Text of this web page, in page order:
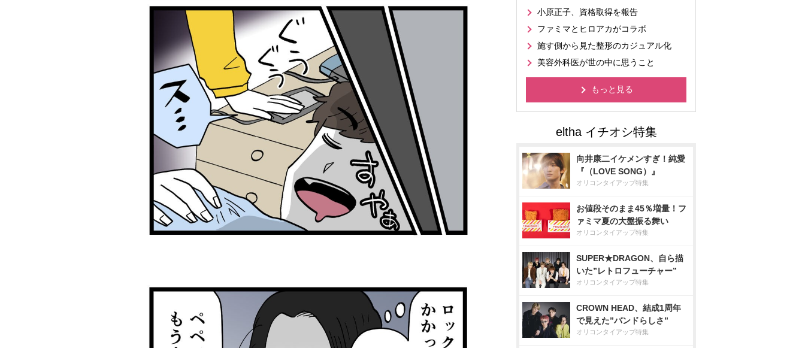
小原正子、資格取得を報告
ファミマとヒロアカがコラボ
施す側から見た整形のカジュアル化
美容外科医が世の中に思うこと
もっと見る
向井康二イケメンすぎ！純愛
『（LOVE SONG）』
オリコンタイアップ特集
お値段そのまま45％増量！フ
ァミマ夏の大盤振る舞い
オリコンタイアップ特集
SUPER★DRAGON、自ら描
いた”レトロフューチャー”
オリコンタイアップ特集
CROWN HEAD、結成1周年
で見えた”バンドらしさ”
オリコンタイアップ特集